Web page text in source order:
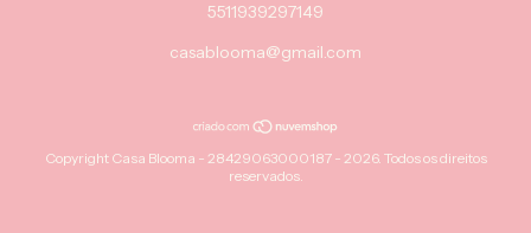
5511939297149
casablooma@gmail.com
Copyright Casa Blooma - 28429063000187 - 2026. Todos os direitos
reservados.